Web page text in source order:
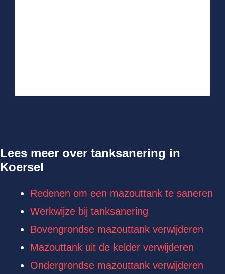
Lees meer over tanksanering in
Koersel
Redenen om een mazouttank te saneren
Werkwijze bij tanksanering
Bovengrondse mazouttank verwijderen
Mazouttank uit de kelder verwijderen
Ondergrondse mazouttank verwijderen